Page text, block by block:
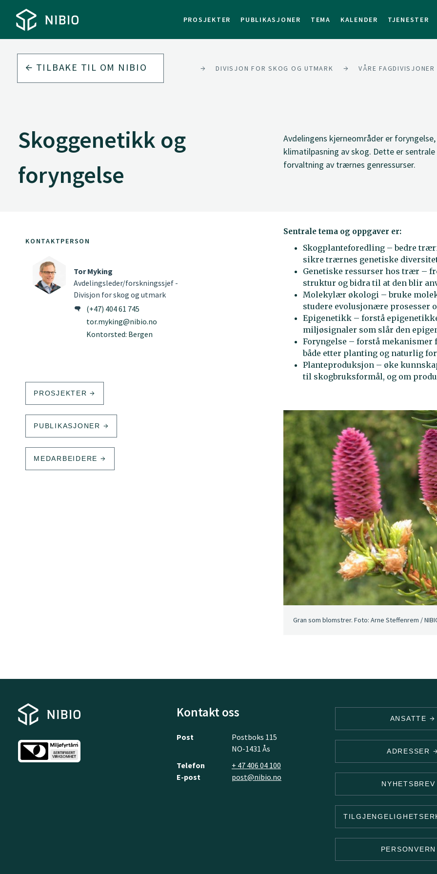
PROSJEKTER PUBLIKASJONER TEMA KALENDER TJENESTER
TILBAKE TIL OM NIBIO
VÅRE FAGDIVISJONER DIVISJON FOR SKOG OG UTMARK VÅRE FAGDIVISJONER
Skoggenetikk og
foryngelse
Avdelingens kjerneområder er
klimatilpasning av skog. Dette er
forvaltning av trærnes genressurser.
Sentrale tema og oppgaver er:
Skogplanteforedling – bedre
sikre trærnes genetiske
Genetiske ressurser hos trær –
struktur og bidra til at den blir
Molekylær økologi – bruke
studere evolusjonære prosesser
Epigenetikk – forstå
miljøsignaler som slår den
Foryngelse – forstå
både etter planting og naturlig
Planteproduksjon – øke
til skogbruksformål, og om
Gran som blomstrer. Foto: Arne Steffenrem /
KONTAKTPERSON
Tor Myking
Avdelingsleder/forskningssjef -
Divisjon for skog og utmark
(+47) 404 61 745
tor.myking@nibio.no
Kontorsted: Bergen
PROSJEKTER
PUBLIKASJONER
MEDARBEIDERE
Kontakt oss
Post
Postboks 115
NO-1431 Ås
Telefon
+ 47 406 04 100
E-post
post@nibio.no
ANSATTE
ADRESSER